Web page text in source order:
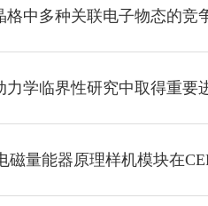
格中多种关联电子物态的竞
学临界性研究中取得重要
磁量能器原理样机模块在